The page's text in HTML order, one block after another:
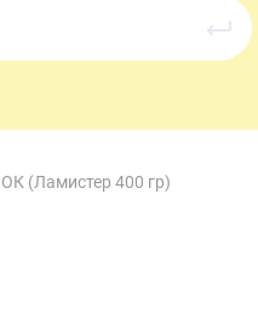
(Ламистер 400 гр)